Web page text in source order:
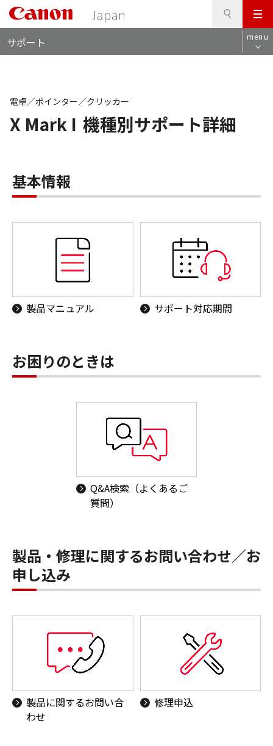
メ
ニ
ュ
サポート menu
X Mark I 機種別サポート詳細
電卓／ポインター／クリッカー
基本情報
製品マニュアル サポート対応期間
お困りのときは
Q&A検索（よくあるご
質問）
製品・修理に関するお問い合わせ／お
申し込み
製品に関するお問い合
わせ
修理申込